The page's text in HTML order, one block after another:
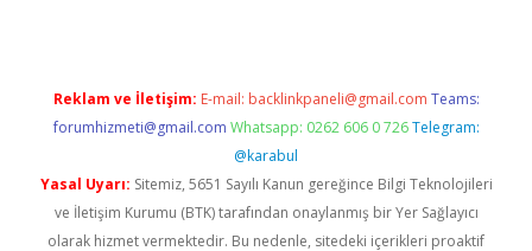
Reklam ve İletişim: E-mail: backlinkpaneli@gmail.com Teams:
forumhizmeti@gmail.com Whatsapp: 0262 606 0 726 Telegram:
@karabul
Yasal Uyarı: Sitemiz, 5651 Sayılı Kanun gereğince Bilgi Teknolojileri
ve İletişim Kurumu (BTK) tarafından onaylanmış bir Yer Sağlayıcı
olarak hizmet vermektedir. Bu nedenle, sitedeki içerikleri proaktif